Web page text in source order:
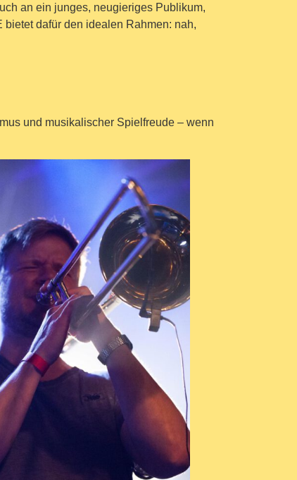
an ein junges, neugieriges Publikum,
dafür den idealen Rahmen: nah,
und musikalischer Spielfreude – wenn